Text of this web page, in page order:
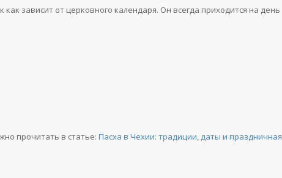
зависит от церковного календаря. Он всегда приходится на день
прочитать в статье: Пасха в Чехии: традиции, даты и праздничная